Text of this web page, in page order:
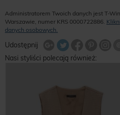
Administratorem Twoich danych jest T-
Warszawie, numer KRS 0000722886.
danych osobowych.
Udostępnij
Share Facebook
Udostępnij na
Udostępnij
Nasi styliści polecają również: